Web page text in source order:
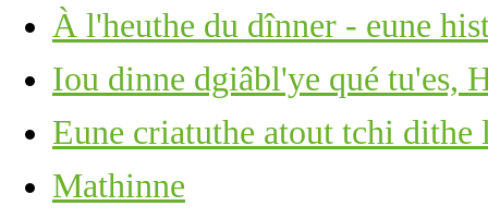
À l'heuthe du dînner - eune
Iou dinne dgiâbl'ye qué tu'es,
Eune criatuthe atout tchi dithe
Mathinne